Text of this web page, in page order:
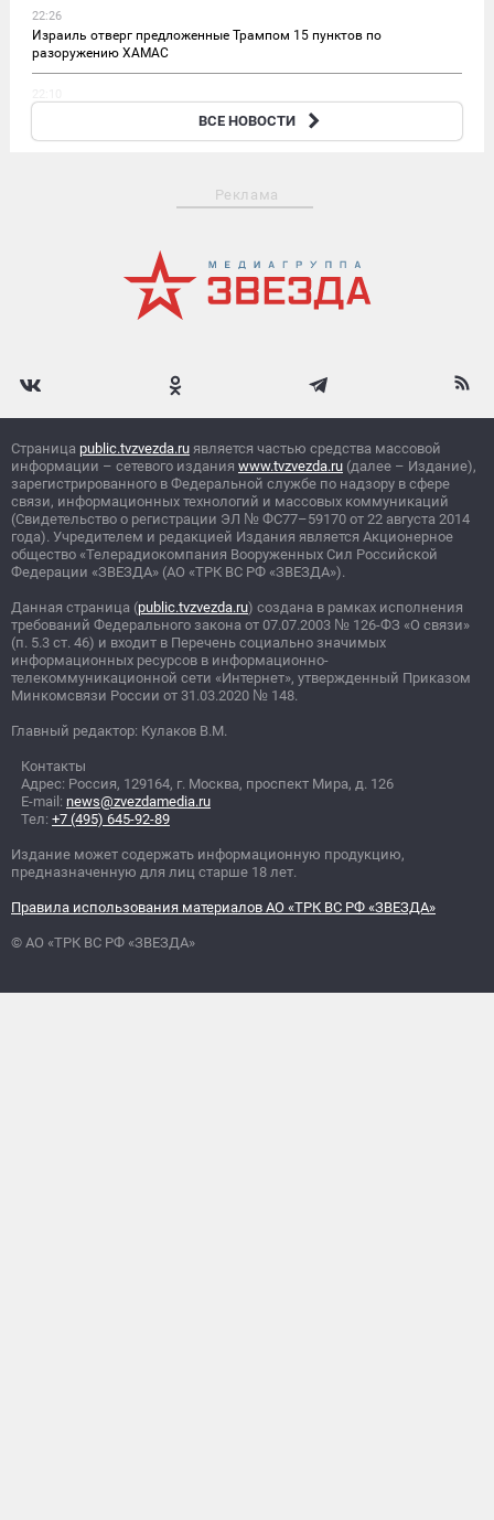
22:26
Израиль отверг предложенные Трампом 15 пунктов по
разоружению ХАМАС
Президент Болгарии призвала решить украинский кризис
ВСЕ НОВОСТИ
Реклама
Страница public.tvzvezda.ru является частью средства массовой
информации – сетевого издания www.tvzvezda.ru (далее – Издание),
зарегистрированного в Федеральной службе по надзору в сфере
связи, информационных технологий и массовых коммуникаций
(Свидетельство о регистрации ЭЛ № ФС77–59170 от 22 августа 2014
года). Учредителем и редакцией Издания является Акционерное
общество «Телерадиокомпания Вооруженных Сил Российской
Федерации «ЗВЕЗДА» (АО «ТРК ВС РФ «ЗВЕЗДА»).
Данная страница (public.tvzvezda.ru) создана в рамках исполнения
требований Федерального закона от 07.07.2003 № 126-ФЗ «О связи»
(п. 5.3 ст. 46) и входит в Перечень социально значимых
информационных ресурсов в информационно-
телекоммуникационной сети «Интернет», утвержденный Приказом
Минкомсвязи России от 31.03.2020 № 148.
Главный редактор: Кулаков В.М.
Контакты
Адрес: Россия, 129164, г. Москва, проспект Мира, д. 126
E-mail: news@zvezdamedia.ru
Тел: +7 (495) 645-92-89
Издание может содержать информационную продукцию,
предназначенную для лиц старше 18 лет.
Правила использования материалов АО «ТРК ВС РФ «ЗВЕЗДА»
© АО «ТРК ВС РФ «ЗВЕЗДА»